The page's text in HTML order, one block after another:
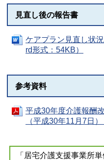
見直し後の報告書
ケアプラン見直し状
rd形式：54KB）
参考資料
平成30年度介護報酬
（平成30年11月7日
「居宅介護支援事業所